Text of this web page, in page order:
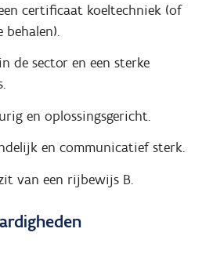
certificaat koeltechniek (of
de sector en een sterke
en oplossingsgericht.
en communicatief sterk.
van een rijbewijs B.